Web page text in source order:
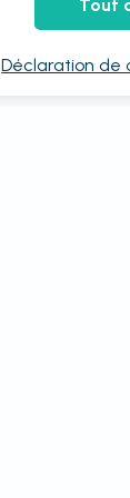
Tout
Déclaration de